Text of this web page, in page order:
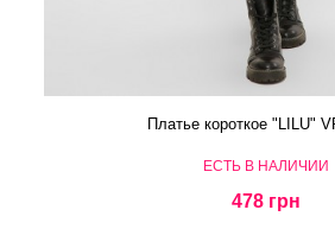
Платье короткое "LILU"
ЕСТЬ В НАЛИЧИИ
478 грн